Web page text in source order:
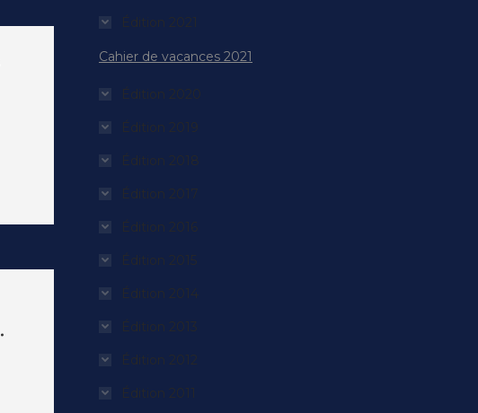
Édition 2021
Cahier de vacances 2021
Édition 2020
Édition 2019
Édition 2018
Édition 2017
Édition 2016
Édition 2015
Édition 2014
Édition 2013
Édition 2012
Édition 2011